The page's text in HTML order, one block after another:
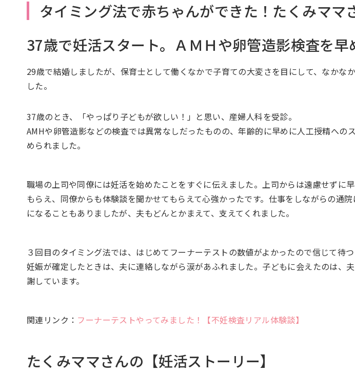
タイミング法で赤ちゃんができた！たくみママ
37歳で妊活スタート。ＡＭＨや卵管造影検査を早
29歳で結婚しましたが、保育士として働くなかで子育ての大変さを目にして、なかな
した。
37歳のとき、「やっぱり子どもが欲しい！」と思い、産婦人科を受診。
AMHや卵管造影などの検査では異常なしだったものの、年齢的に早めに人工授精への
められました。
職場の上司や同僚には妊活を始めたことをすぐに伝えました。上司からは遠慮せずに
もらえ、同僚からも体験談を聞かせてもらえて心強かったです。仕事をしながらの通
になることもありましたが、夫もどんとかまえて、支えてくれました。
３回目のタイミング法では、はじめてフーナーテストの数値がよかったので信じて待つ
妊娠が確定したときは、夫に連絡しながら涙があふれました。子どもに会えたのは、
謝しています。
関連リンク： フーナーテストやってみました！【不妊検査リアル体験談】
たくみママさんの【妊活ストーリー】